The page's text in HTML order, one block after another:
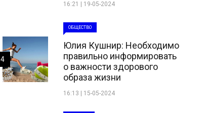
16:21 | 19-05-2024
ОБЩЕСТВО
Юлия Кушнир: Необходимо
правильно информировать
о важности здорового
образа жизни
16:13 | 15-05-2024
4